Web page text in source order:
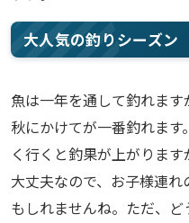
大人気の釣りシーズン
魚は一年を通して釣れま
秋にかけてが一番釣れま
く行くと釣果が上がりま
大丈夫なので、お子様連
もしれませんね。ただ、